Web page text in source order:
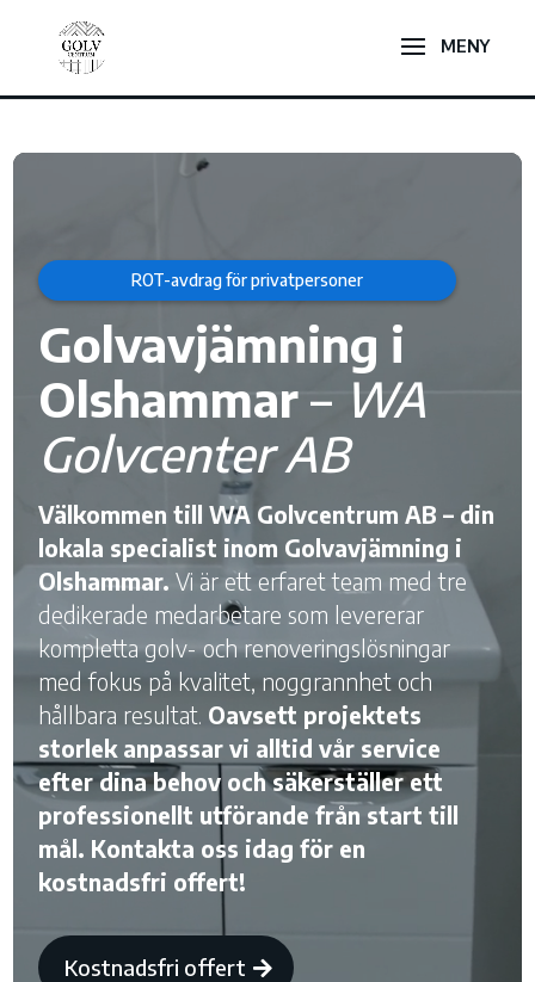
Videospelare
ROT-avdrag för privatpersoner
Golvavjämning i
Olshammar – WA
Golvcenter AB
Välkommen till WA Golvcentrum AB – din
lokala specialist inom Golvavjämning i
Olshammar. Vi är ett erfaret team med tre
dedikerade medarbetare som levererar
kompletta golv- och renoveringslösningar
med fokus på kvalitet, noggrannhet och
hållbara resultat. Oavsett projektets
storlek anpassar vi alltid vår service
efter dina behov och säkerställer ett
professionellt utförande från start till
mål. Kontakta oss idag för en
kostnadsfri offert!
Kostnadsfri offert